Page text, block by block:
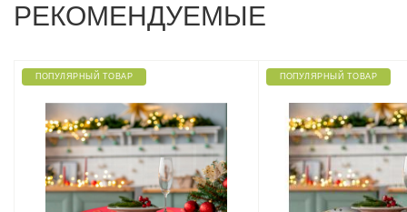
РЕКОМЕНДУЕМЫЕ
ПОПУЛЯРНЫЙ ТОВАР ПОПУЛЯРНЫЙ ТОВАР